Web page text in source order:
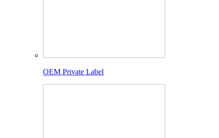
OEM Private Label